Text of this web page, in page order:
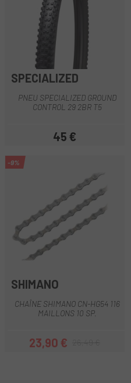
SPECIALIZED
PNEU SPECIALIZED GROUND
CONTROL 29 2BR T5
Prix
45 €
-9%
SHIMANO
CHAÎNE SHIMANO CN-HG54 116
MAILLONS 10 SP.
Prix
23,90 €Prix habituel